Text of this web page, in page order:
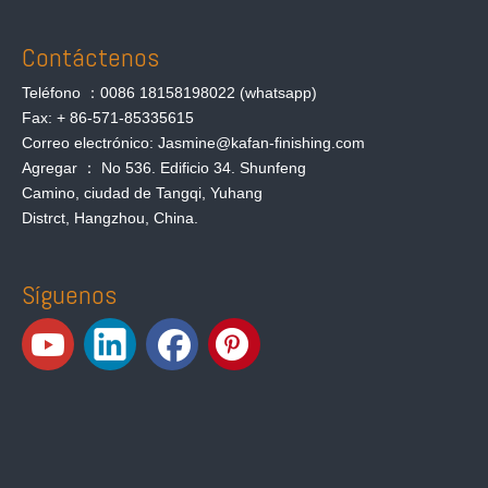
Contáctenos
Teléfono ：0086 18158198022 (whatsapp)
Fax: + 86-571-85335615
Correo electrónico: Jasmine@kafan-finishing.com
Agregar ： No 536. Edificio 34. Shunfeng
Camino, ciudad de Tangqi, Yuhang
Distrct, Hangzhou, China.
Síguenos